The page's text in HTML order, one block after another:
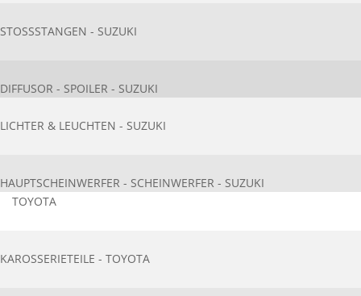
STOSSSTANGEN - SUZUKI
DIFFUSOR - SPOILER - SUZUKI
LICHTER & LEUCHTEN - SUZUKI
HAUPTSCHEINWERFER - SCHEINWERFER - SUZUKI
TOYOTA
KAROSSERIETEILE - TOYOTA